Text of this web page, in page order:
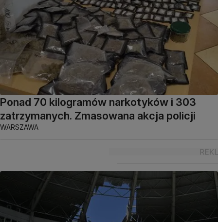
Ponad 70 kilogramów narkotyków i 303
zatrzymanych. Zmasowana akcja policji
WARSZAWA